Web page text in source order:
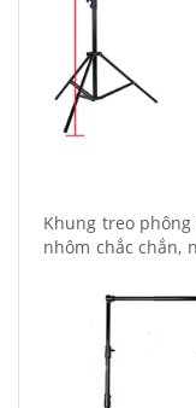
Khung treo
nhôm chắc chắn,